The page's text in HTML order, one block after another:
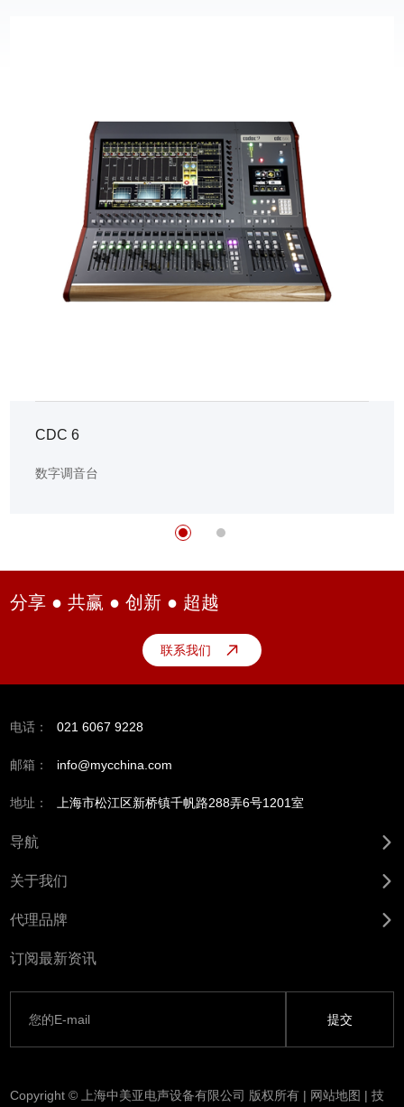
CDC 6
数字调音台
分享 ● 共赢 ● 创新 ● 超越
联系我们
电话： 021 6067 9228
邮箱： info@mycchina.com
地址： 上海市松江区新桥镇千帆路288弄6号1201室
导航
关于我们
代理品牌
订阅最新资讯
Copyright © 上海中美亚电声设备有限公司 版权所有 | 网站地图 | 技